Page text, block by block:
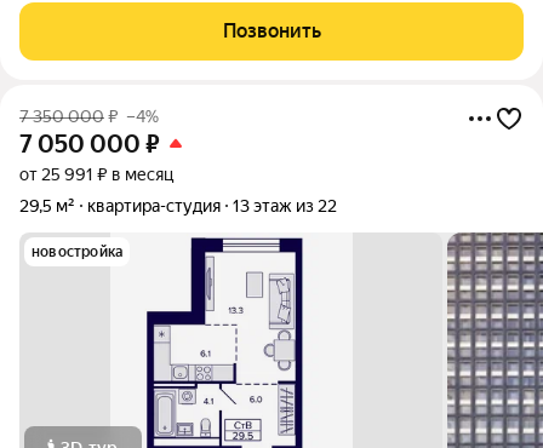
возможность для тех, кто ищет комфортное жилье в центре
Хабаровска. Основные
Позвонить
7 350 000₽ –4%
7 050 000 ₽
от 25 991 ₽ в месяц
29,5 м²
квартира-студия 13 этаж из 22
новостройка